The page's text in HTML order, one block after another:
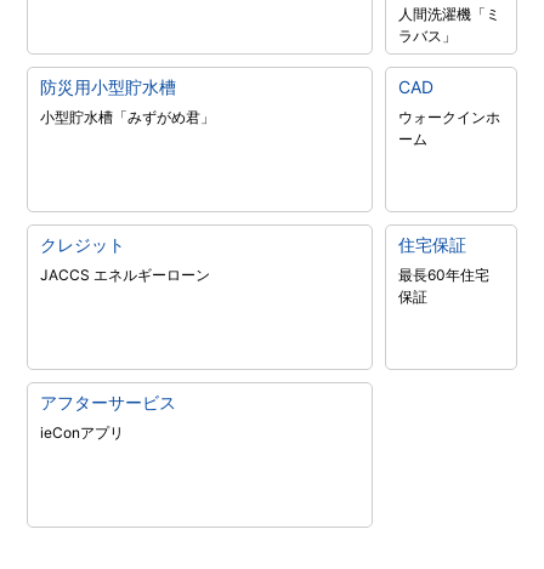
人間洗濯機「ミ
ラバス」
防災用小型貯水槽
小型貯水槽「みずがめ君」
CAD
ウォークインホ
ーム
クレジット
JACCS エネルギーローン
住宅保証
最長60年住宅
保証
アフターサービス
ieConアプリ